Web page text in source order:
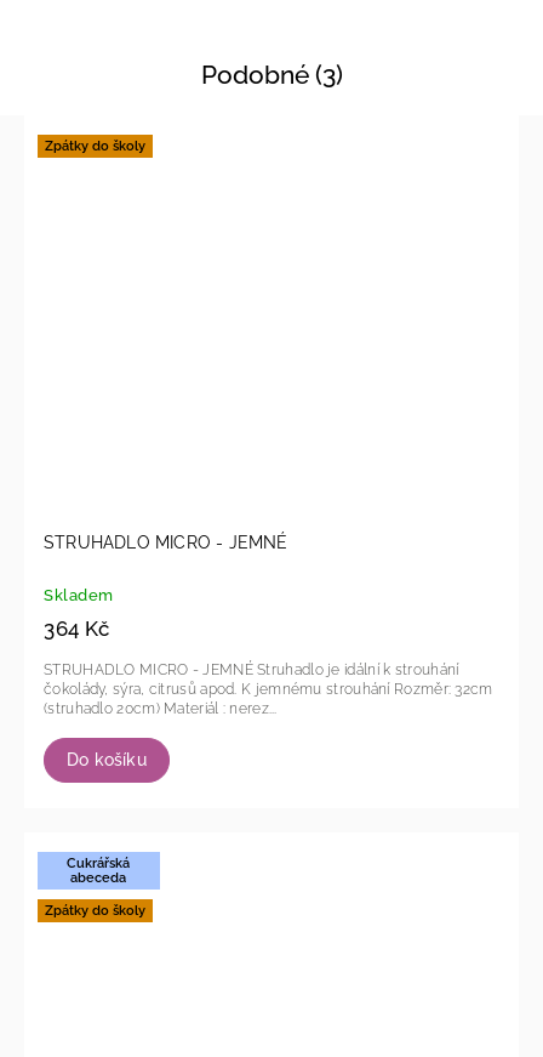
Podobné (3)
Zpátky do školy
STRUHADLO MICRO - JEMNÉ
Skladem
364 Kč
Do košíku
STRUHADLO MICRO - JEMNÉ Struhadlo je idální k strouhání
čokolády, sýra, citrusů apod. K jemnému strouhání Rozměr: 32cm
(struhadlo 20cm) Materiál : nerez...
Cukrářská
abeceda
Zpátky do školy